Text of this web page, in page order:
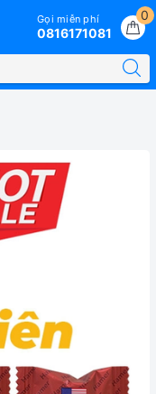
0
Gọi miễn phí
0816171081